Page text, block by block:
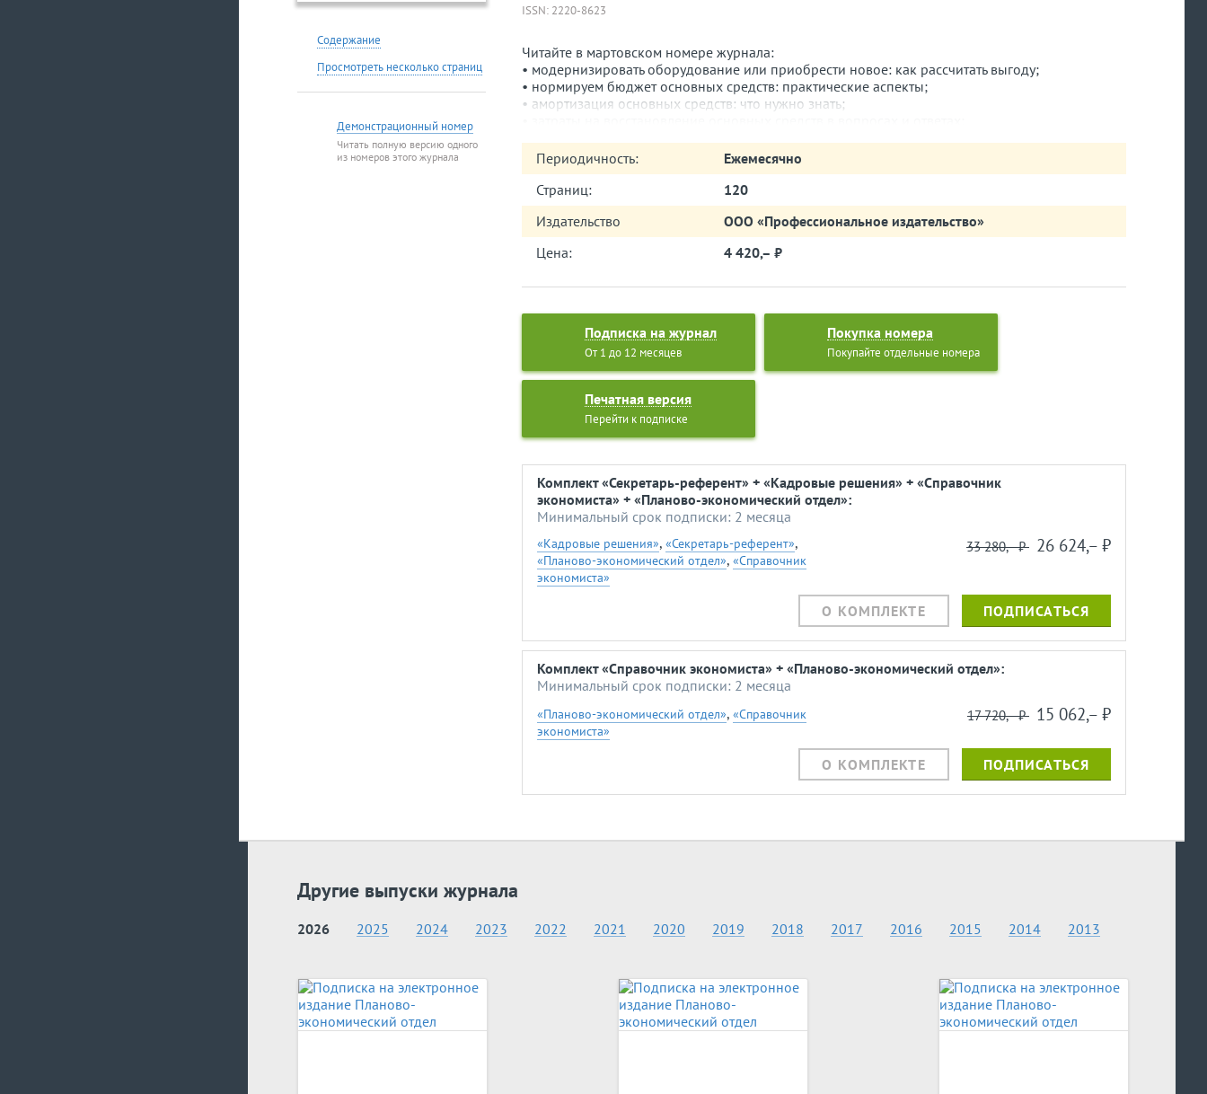
Содержание
Просмотреть несколько страниц
Демонстрационный номер
Читать полную версию одного
из номеров этого журнала
ISSN: 2220-8623
Читайте в мартовском номере журнала:
• модернизировать оборудование или приобрести новое: как рассчитать выгоду;
• нормируем бюджет основных средств: практические аспекты;
• амортизация основных средств: что нужно знать;
• всесторонний анализ эффективности основных средств по данным бухгалтерской
отчетности и производственным показателям;
• ремонт основных средств: капитализируемые или текущие расходы;
• учет и контроль затрат на ремонт оборудования: Excel-модель для финансовой службы;
• основные средства: оцениваем, анализируем, делаем выводы;
• годовая статистическая отчетность по основным средствам: как правильно заполнить форму
№ 11.
Периодичность:
Ежемесячно
Страниц:
120
Издательство
ООО «Профессиональное издательство»
Цена:
4 420,– ⃏
Подписка на журнал
От 1 до 12 месяцев
Покупка номера
Покупайте отдельные номера
Печатная версия
Перейти к подписке
Комплект «Секретарь-референт» + «Кадровые решения» + «Справочник
экономиста» + «Планово-экономический отдел»:
Минимальный срок подписки: 2 месяца
33 280,– ⃏ 26 624,– ⃏
«Кадровые решения», «Секретарь-референт»,
«Планово-экономический отдел», «Справочник
экономиста»
О КОМПЛЕКТЕ ПОДПИСАТЬСЯ
Комплект «Справочник экономиста» + «Планово-экономический отдел»:
Минимальный срок подписки: 2 месяца
17 720,– ⃏ 15 062,– ⃏
«Планово-экономический отдел», «Справочник
экономиста»
О КОМПЛЕКТЕ ПОДПИСАТЬСЯ
Другие выпуски журнала
2026 2025 2024 2023 2022 2021 2020 2019 2018 2017 2016 2015 2014 2013